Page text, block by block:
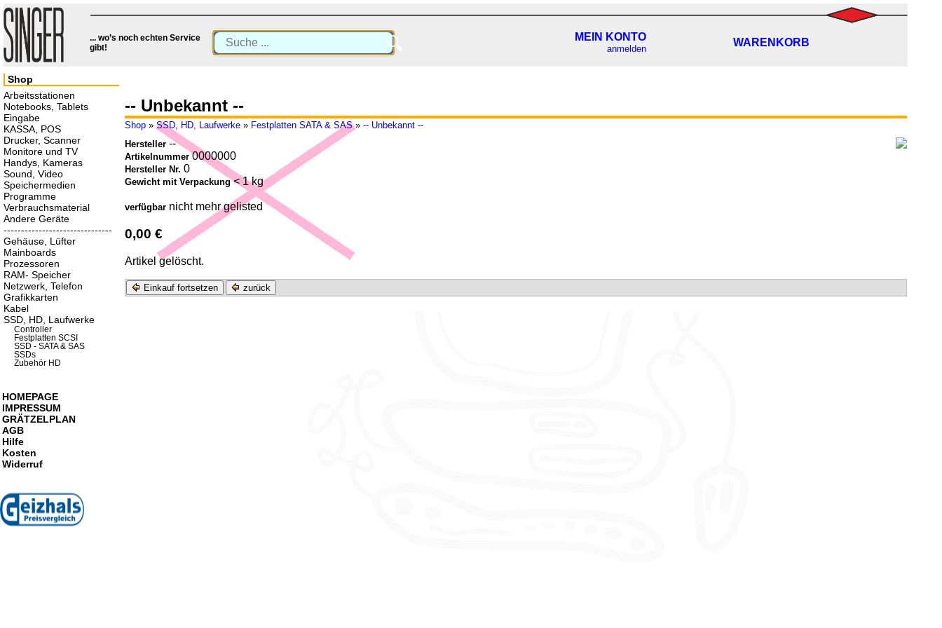
... wo’s noch echten Service
gibt!
🔍 MEIN KONTO
anmelden
WARENKORB
-- Unbekannt --
Shop » SSD, HD, Laufwerke » Festplatten SATA & SAS» -- Unbekannt --
Hersteller --
Artikelnummer0000000
Hersteller Nr. 0
Gewicht mit Verpackung< 1 kg
verfügbar nicht mehr gelisted
0,00 €
Artikel gelöscht.
Einkauf fortsetzen zurück
Shop
Arbeitsstationen
Notebooks, Tablets
Eingabe
KASSA, POS
Drucker, Scanner
Monitore und TV
Handys, Kameras
Sound, Video
Speichermedien
Programme
Verbrauchsmaterial
Andere Geräte
-------------------------------
Gehäuse, Lüfter
Mainboards
Prozessoren
RAM- Speicher
Netzwerk, Telefon
Grafikkarten
Kabel
SSD, HD, Laufwerke
Controller
Festplatten SCSI
SSD - SATA & SAS
SSDs
Zubehör HD
HOMEPAGE
IMPRESSUM
GRÄTZELPLAN
AGB
Hilfe
Kosten
Widerruf